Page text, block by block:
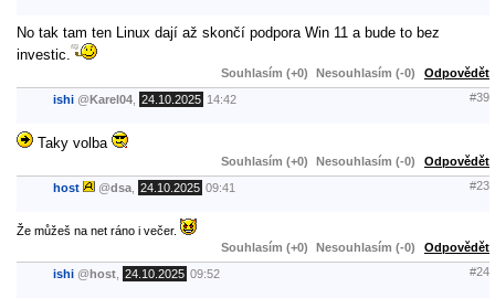
No tak tam ten Linux dají až skončí podpora Win 11 a bude to bez
investic.
Souhlasím (+0) Nesouhlasím (-0) Odpovědět
ishi @ Karel04 24.10.2025 14:42 #39
Taky volba
Souhlasím (+0) Nesouhlasím (-0) Odpovědět
host @dsa 24.10.2025 09:41 #23
Že můžeš na net ráno i večer.
Souhlasím (+0)
Nesouhlasím (-0) Odpovědět
ishi @host 24.10.2025 09:52 #24